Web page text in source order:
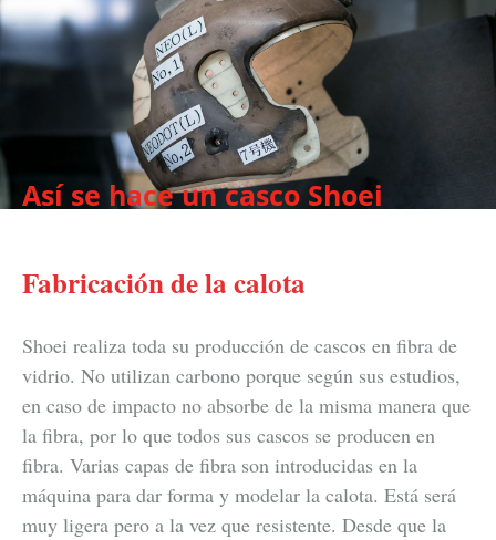
Así se hace un casco Shoei
Fabricación de la calota
Shoei realiza toda su producción de cascos en fibra de
vidrio. No utilizan carbono porque según sus estudios,
en caso de impacto no absorbe de la misma manera que
la fibra, por lo que todos sus cascos se producen en
fibra. Varias capas de fibra son introducidas en la
máquina para dar forma y modelar la calota. Está será
muy ligera pero a la vez que resistente. Desde que la